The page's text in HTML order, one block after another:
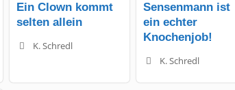
Ein Clown kommt
selten allein
K. Schredl
Sensenmann ist
ein echter
Knochenjob!
K. Schredl